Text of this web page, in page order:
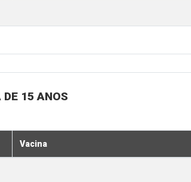
15 ANOS
Vacina